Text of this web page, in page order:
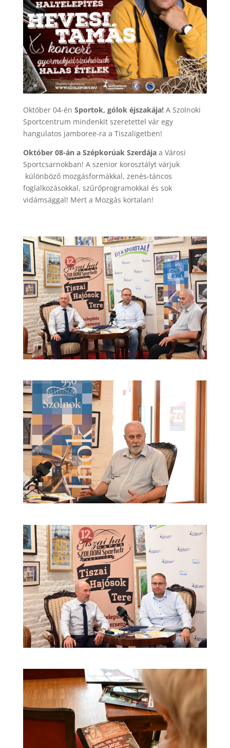
Október 04-én Sportok, gólok éjszakája!A Szolnoki
Sportcentrum mindenkit szeretettel vár egy
hangulatos jamboree-ra a Tiszaligetben!
Október 08-án a Szépkorúak Szerdájaa Városi
Sportcsarnokban! A szenior korosztályt várjuk
különböző mozgásformákkal, zenés-táncos
foglalkozásokkal, szűrőprogramokkal és sok
vidámsággal! Mert a Mozgás kortalan!